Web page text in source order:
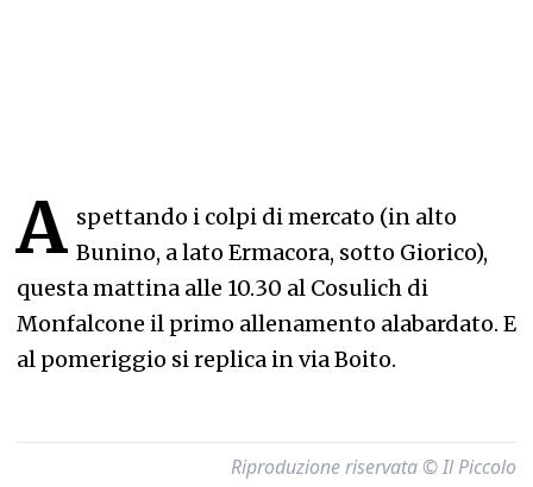
A spettando i colpi di mercato (in alto
Bunino, a lato Ermacora, sotto Giorico),
questa mattina alle 10.30 al Cosulich di
Monfalcone il primo allenamento alabardato. E
al pomeriggio si replica in via Boito.
Riproduzione riservata © Il Piccolo